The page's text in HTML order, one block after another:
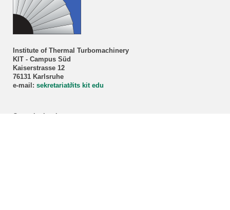
Institute of Thermal Turbomachinery
KIT - Campus Süd
Kaiserstrasse 12
76131 Karlsruhe
e-mail: sekretariat∂its kit edu
Consultation hour